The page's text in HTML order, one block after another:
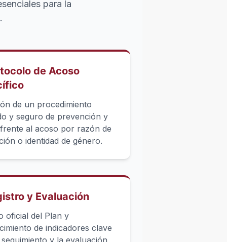
para la
de Acoso
de un procedimiento
y seguro de prevención y
al acoso por razón de
o identidad de género.
y Evaluación
oficial del Plan y
de indicadores clave
y la evaluación